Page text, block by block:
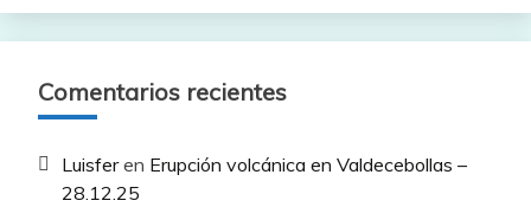
Comentarios recientes
Luisferen Erupción volcánica en Valdecebollas –
28.12.25